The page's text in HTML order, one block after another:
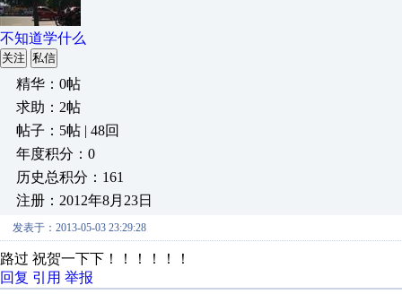
不知道学什么
关注 私信
精华：0帖
求助：2帖
帖子：5帖 | 48回
年度积分：0
历史总积分：161
注册：2012年8月23日
发表于：2013-05-03 23:29:28
路过 祝贺一下下！！！！！！
回复 引用 举报